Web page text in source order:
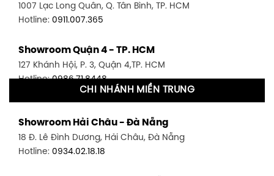
1007 Lạc Long Quân, Q. Tân Bình, TP. HCM
Hotline: 0911.007.365
Showroom Quận 4 - TP. HCM
127 Khánh Hội, P. 3, Quận 4,TP. HCM
Hotline:0986.71.8448
1411 Đường 3/2, P. 16, Quận 11, TP. HCM
Hotline:0906.256.759
CHI NHÁNH MIỀN TRUNG
Showroom Hải Châu - Đà Nẵng
18 Đ. Lê Đình Dương, Hải Châu, Đà Nẵng
Hotline: 0934.02.18.18